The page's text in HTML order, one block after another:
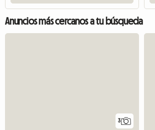
Anuncios más cercanos a tu búsqueda
3